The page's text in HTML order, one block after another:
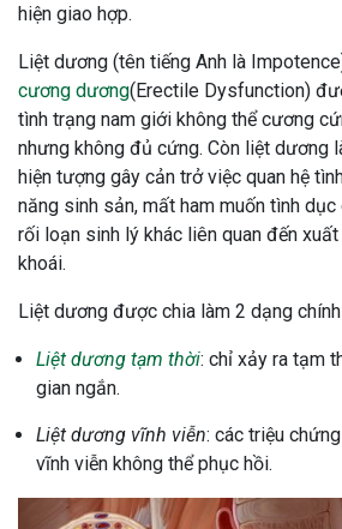
Sau Sinh Có Tự Khỏi
Thông Tin Cần Biết
sau sinh là tình trạng viêm da
của chị em trở nên khô...
hiện giao hợp.
Liệt dương (tên tiếng Anh là
cương dương(Erectile Dysfunction)
tình trạng nam giới không thể cương
nhưng không đủ cứng. Còn liệt dương
hiện tượng gây cản trở việc quan hệ
năng sinh sản, mất ham muốn tình
rối loạn sinh lý khác liên quan đến
khoái.
Liệt dương được chia làm 2 dạng
Liệt dương tạm thời: chỉ xảy ra tạm
gian ngắn.
Liệt dương vĩnh viễn: các triệu
vĩnh viễn không thể phục hồi.